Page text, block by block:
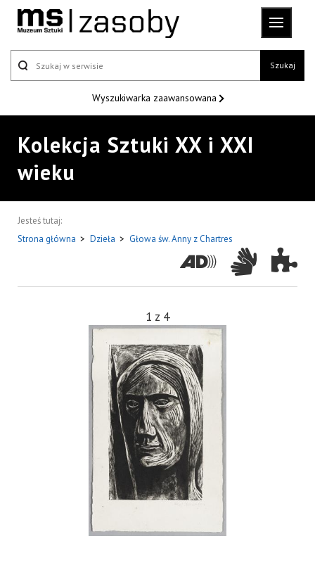
Szukaj
Wyszukiwarka zaawansowana
Kolekcja Sztuki XX i XXI
wieku
Jesteś tutaj:
Strona główna > Dzieła > Głowa św. Anny z Chartres
1 z 4